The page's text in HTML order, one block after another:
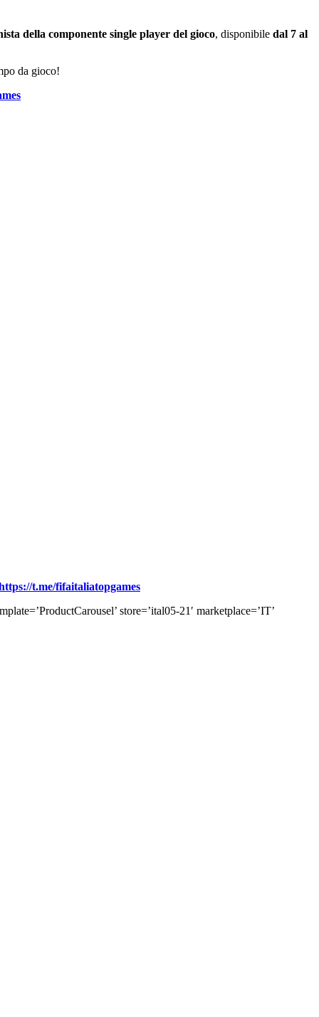
della componente single player del gioco, disponibile dal 7 al
da gioco!
t.me/fifaitaliatopgames
store=’ital05-21′ marketplace=’IT’